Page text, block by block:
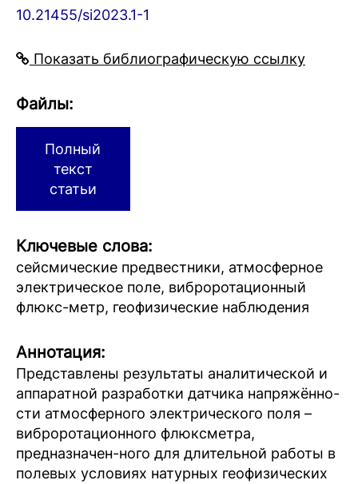
10.21455/si2023.1-1
Показать библиографическую ссылку
Файлы:
Полный
текст
статьи
Ключевые слова:
сейсмические предвестники, атмосферное
электрическое поле, виброротационный
флюкс-метр, геофизические наблюдения
Аннотация:
Представлены результаты аналитической и
аппаратной разработки датчика напряжённо-
сти атмосферного электрического поля –
виброротационного флюксметра,
предназначен-ного для длительной работы в
полевых условиях натурных геофизических